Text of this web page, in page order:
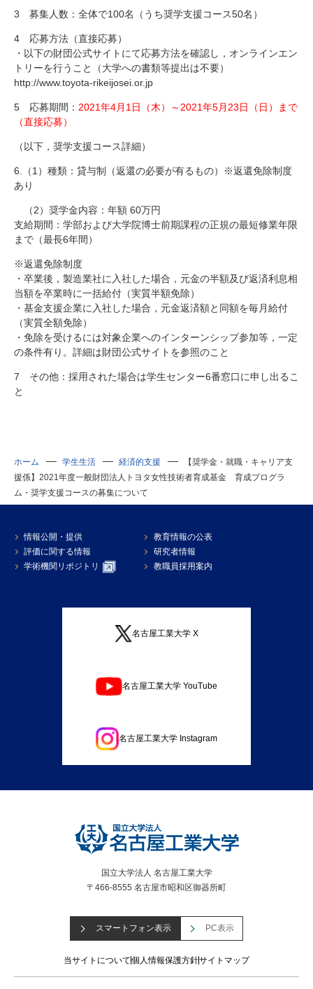
3 募集人数：全体で100名（うち奨学支援コース50名）
4 応募方法（直接応募）
・以下の財団公式サイトにて応募方法を確認し，オンラインエン
トリーを行うこと（大学への書類等提出は不要）
http://www.toyota-rikeijosei.or.jp
5 応募期間： 2021年4月1日（木）～2021年5月23日（日）まで
（直接応募）
（以下，奨学支援コース詳細）
6.（1）種類：貸与制（返還の必要が有るもの）※返還免除制度
あり
（2）奨学金内容：年額 60万円
支給期間：学部および大学院博士前期課程の正規の最短修業年限
まで（最長6年間）
※返還免除制度
・卒業後，製造業社に入社した場合，元金の半額及び返済利息相
当額を卒業時に一括給付（実質半額免除）
・基金支援企業に入社した場合，元金返済額と同額を毎月給付
（実質全額免除）
・免除を受けるには対象企業へのインターンシップ参加等，一定
の条件有り。詳細は財団公式サイトを参照のこと
7 その他：採用された場合は学生センター6番窓口に申し出るこ
と
ホーム 学生生活 経済的支援
【奨学金・就職・キャリア支
援係】2021年度一般財団法人トヨタ女性技術者育成基金 育成プログラ
ム・奨学支援コースの募集について
情報公開・提供
教育情報の公表
評価に関する情報
研究者情報
学術機関リポジトリ
教職員採用案内
名古屋工業大学 X
名古屋工業大学 YouTube
名古屋工業大学 Instagram
国立大学法人 名古屋工業大学
〒466-8555 名古屋市昭和区御器所町
スマートフォン表示 PC表示
当サイトについて個人情報保護方針サイトマップ